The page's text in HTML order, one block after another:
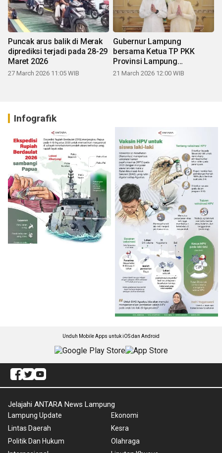
Puncak arus balik di Merak
diprediksi terjadi pada 28-29
Maret 2026
27 March 2026 11:05 WIB
Gubernur Lampung
bersama Ketua TP PKK
Provinsi Lampung
mengucapkan Selamat Hari
21 March 2026 12:00 WIB
Infografik
Unduh Mobile Apps untuk iOS dan Android
Jelajahi ANTARA News Lampung
Lampung Update
Lintas Daerah
Politik Dan Hukum
Ekonomi
Kesra
Olahraga